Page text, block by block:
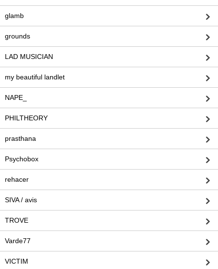
glamb
grounds
LAD MUSICIAN
my beautiful landlet
NAPE_
PHILTHEORY
prasthana
Psychobox
rehacer
SIVA / avis
TROVE
Varde77
VICTIM